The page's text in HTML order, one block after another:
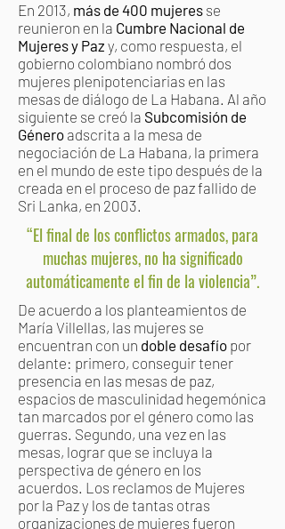
En 2013, más de 400 mujeres se
reunieron en la Cumbre Nacional de
Mujeres y Paz y, como respuesta, el
gobierno colombiano nombró dos
mujeres plenipotenciarias en las
mesas de diálogo de La Habana. Al año
siguiente se creó la Subcomisión de
Género adscrita a la mesa de
negociación de La Habana, la primera
en el mundo de este tipo después de la
creada en el proceso de paz fallido de
Sri Lanka, en 2003.
“El final de los conflictos armados, para
muchas mujeres, no ha significado
automáticamente el fin de la violencia”.
De acuerdo a los planteamientos de
María Villellas, las mujeres se
encuentran con un doble desafío por
delante: primero, conseguir tener
presencia en las mesas de paz,
espacios de masculinidad hegemónica
tan marcados por el género como las
guerras. Segundo, una vez en las
mesas, lograr que se incluya la
perspectiva de género en los
acuerdos. Los reclamos de Mujeres
por la Paz y los de tantas otras
organizaciones de mujeres fueron